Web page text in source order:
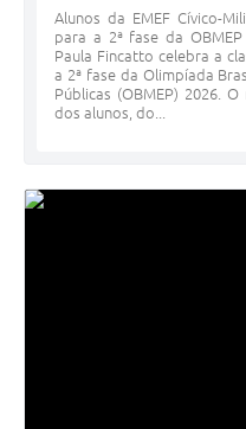
Alunos da EMEF Cívico-
para a 2ª fase da
Paula Fincatto celebra a
a 2ª fase da Olimpíada
Públicas (OBMEP) 2026.
dos alunos, do...